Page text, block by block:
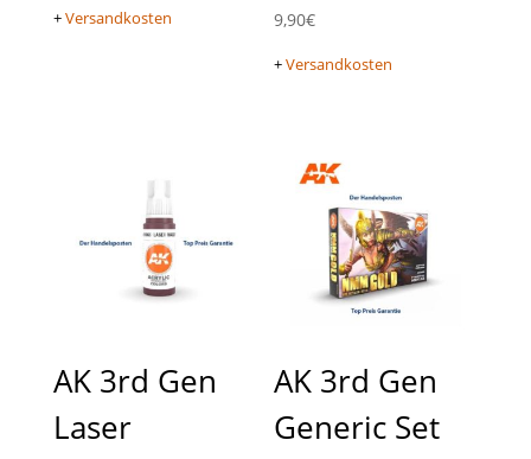
+Versandkosten 9,90€
+Versandkosten
AK 3rd Gen
Laser
AK 3rd Gen
Generic Set